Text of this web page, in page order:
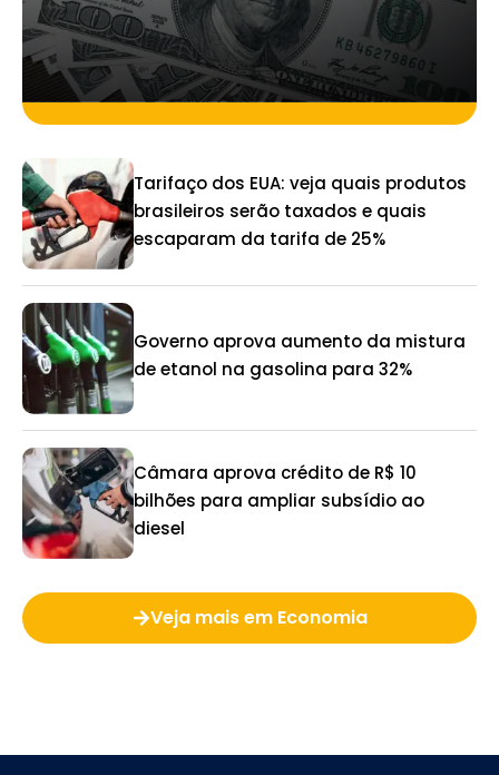
Tarifaço dos EUA: veja quais produtos
brasileiros serão taxados e quais
escaparam da tarifa de 25%
Governo aprova aumento da mistura
de etanol na gasolina para 32%
Câmara aprova crédito de R$ 10
bilhões para ampliar subsídio ao
diesel
Veja mais em Economia